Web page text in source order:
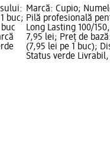
buc;
Marcă: Cupio;
Pilă profesională
Long Lasting 100/
7,95 lei; Preț de
(7,95 lei pe 1 buc);
Status verde